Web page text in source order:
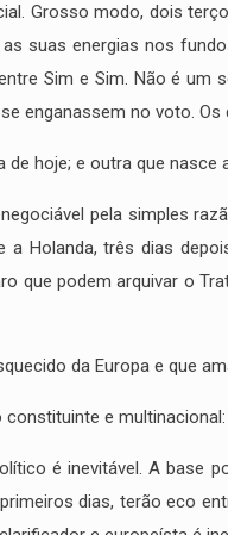
Grosso modo, dois
suas energias nos
Sim e Sim. Não é um
enganassem no voto.
hoje; e outra que nasce
pela simples
a Holanda, três dias
que podem arquivar o
da Europa e que
e
é inevitável. A base
dias, terão eco